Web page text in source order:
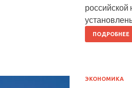
российской
ПОДРОБНЕЕ
ЭКОНОМИКА